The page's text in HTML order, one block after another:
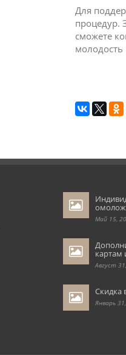
Для
процедур.
сможете
Май 15,
картам
Август
Скидка
Январь